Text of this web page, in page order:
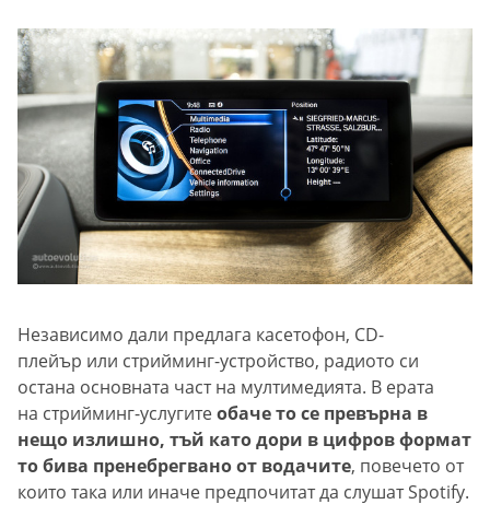
Независимо дали предлага касетофон, CD-
плейър или стрийминг-устройство, радиото си
остана основната част на мултимедията. В ерата
на стрийминг-услугитеобаче то се превърна в
нещо излишно, тъй като дори в цифров формат
то бива пренебрегвано от водачите, повечето от
които така или иначе предпочитат да слушат Spotify.